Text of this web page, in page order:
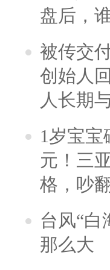
盘后，
被传交
创始人
人长期
1岁宝宝
元！三
格，吵
台风“白
那么大